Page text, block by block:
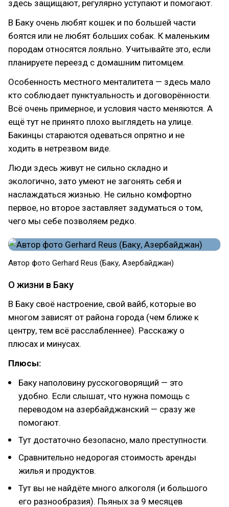
здесь защищают, регулярно уступают и помогают.
В Баку очень любят кошек и по большей части
боятся или не любят больших собак. К маленьким
породам относятся лояльно. Учитывайте это, если
планируете переезд с домашним питомцем.
Особенность местного менталитета — здесь мало
кто соблюдает пунктуальность и договорённости.
Всё очень примерное, и условия часто меняются. А
ещё тут не принято плохо выглядеть на улице.
Бакинцы стараются одеваться опрятно и не
ходить в нетрезвом виде.
Люди здесь живут не сильно складно и
экологично, зато умеют не загонять себя и
наслаждаться жизнью. Не сильно комфортно
первое, но второе заставляет задуматься о том,
чего мы себе позволяем редко.
Автор фото Gerhard Reus (Баку, Азербайджан)
О жизни в Баку
В Баку своё настроение, свой вайб, которые во
многом зависят от района города (чем ближе к
центру, тем всё расслабленнее). Расскажу о
плюсах и минусах.
Плюсы:
Баку наполовину русскоговорящий — это
удобно. Если слышат, что нужна помощь с
переводом на азербайджанский — сразу же
помогают.
Тут достаточно безопасно, мало преступности.
Сравнительно недорогая стоимость аренды
жилья и продуктов.
Тут вы не найдёте много алкоголя (и большого
его разнообразия). Пьяных за 9 месяцев